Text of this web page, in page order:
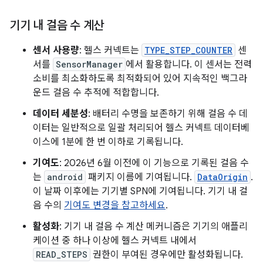
기기 내 걸음 수 계산
센서 사용량: 헬스 커넥트는 TYPE_STEP_COUNTER 센
서를 SensorManager 에서 활용합니다. 이 센서는 전력
소비를 최소화하도록 최적화되어 있어 지속적인 백그라
운드 걸음 수 추적에 적합합니다.
데이터 세분성: 배터리 수명을 보존하기 위해 걸음 수 데
이터는 일반적으로 일괄 처리되어 헬스 커넥트 데이터베
이스에 1분에 한 번 이하로 기록됩니다.
기여도: 2026년 6월 이전에 이 기능으로 기록된 걸음 수
는 android 패키지 이름에 기여됩니다. DataOrigin .
이 날짜 이후에는 기기별 SPN에 기여됩니다. 기기 내 걸
음 수의 기여도 변경을 참고하세요.
활성화: 기기 내 걸음 수 계산 메커니즘은 기기의 애플리
케이션 중 하나 이상에 헬스 커넥트 내에서
READ_STEPS 권한이 부여된 경우에만 활성화됩니다.